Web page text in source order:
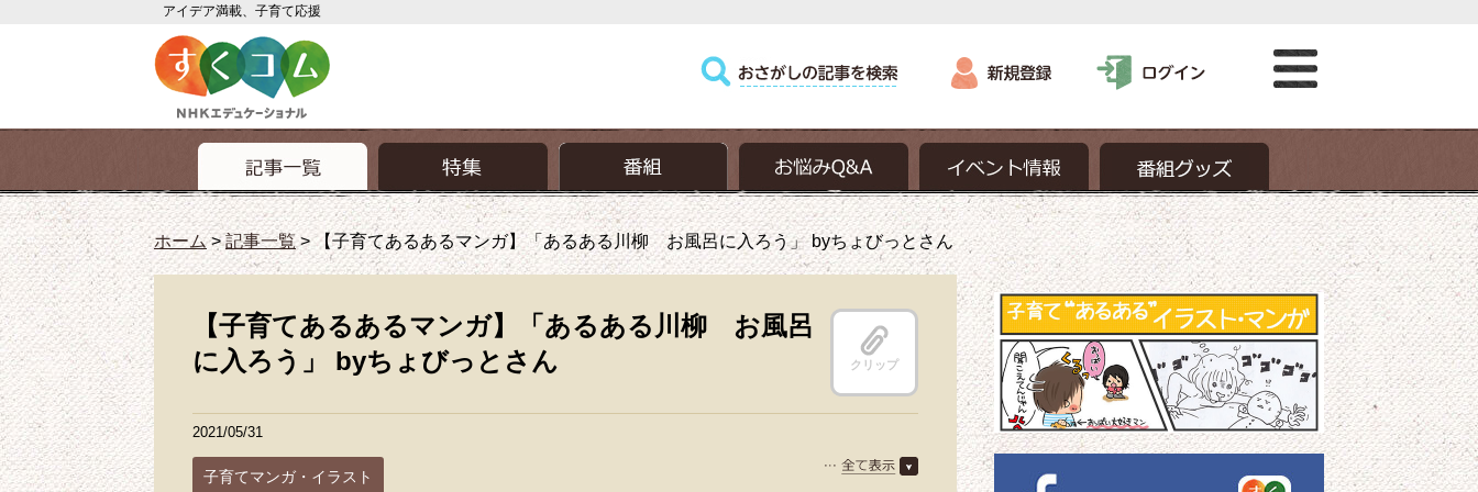
アイデア満載、子育て応援
ホーム>記事一覧>【子育てあるあるマンガ】「あるある川柳 お風呂に入ろう」 byちょびっとさん
【子育てあるあるマンガ】「あるある川柳 お風呂
に入ろう」 byちょびっとさん
クリップ
2021/05/31
子育てマンガ・イラスト